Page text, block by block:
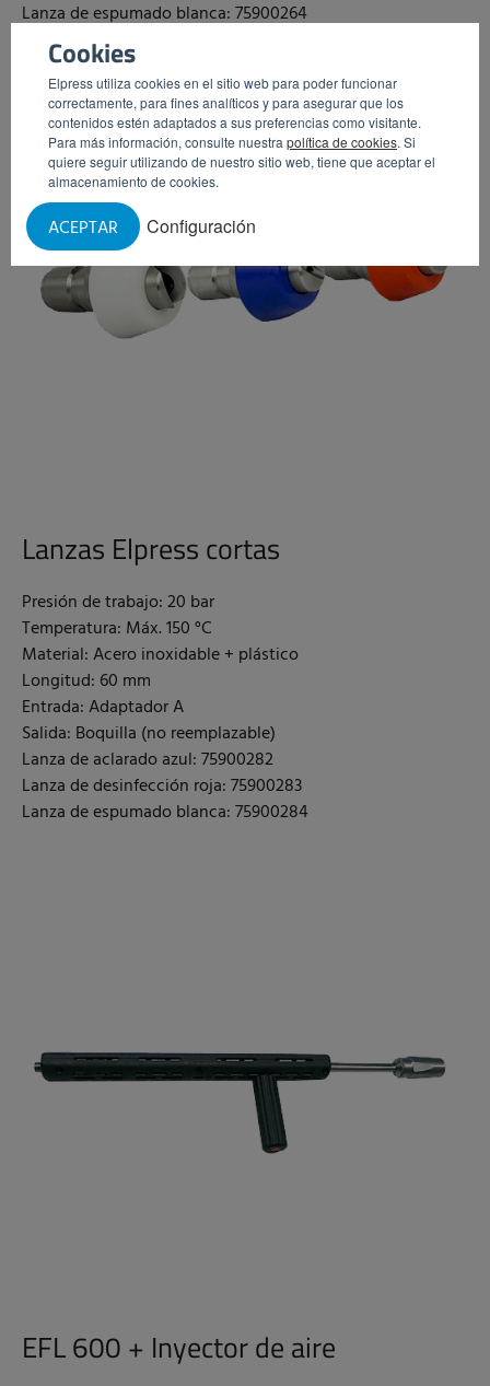
Cookies
Elpress utiliza cookies en el sitio web para poder funcionar
correctamente, para fines analíticos y para asegurar que los
contenidos estén adaptados a sus preferencias como visitante.
Para más información, consulte nuestra política de cookies. Si
quiere seguir utilizando de nuestro sitio web, tiene que aceptar el
almacenamiento de cookies.
Configuración
ACEPTAR
Lanza de espumado blanca: 75900264
Lanzas Elpress cortas
Presión de trabajo: 20 bar
Temperatura: Máx. 150 °C
Material: Acero inoxidable + plástico
Longitud: 60 mm
Entrada: Adaptador A
Salida: Boquilla (no reemplazable)
Lanza de aclarado azul: 75900282
Lanza de desinfección roja: 75900283
Lanza de espumado blanca: 75900284
EFL 600 + Inyector de aire